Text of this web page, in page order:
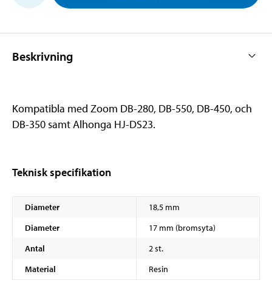
Beskrivning
Kompatibla med Zoom DB-280, DB-550, DB-450, och
DB-350 samt Alhonga HJ-DS23.
Teknisk specifikation
Diameter
18,5 mm
Diameter
17 mm (bromsyta)
Antal
2 st.
Material
Resin